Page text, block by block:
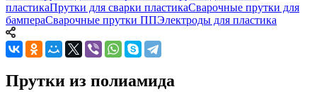
пластикаПрутки для сварки пластикаСварочные прутки для
бампераСварочные прутки ППЭлектроды для пластика
Прутки из полиамида